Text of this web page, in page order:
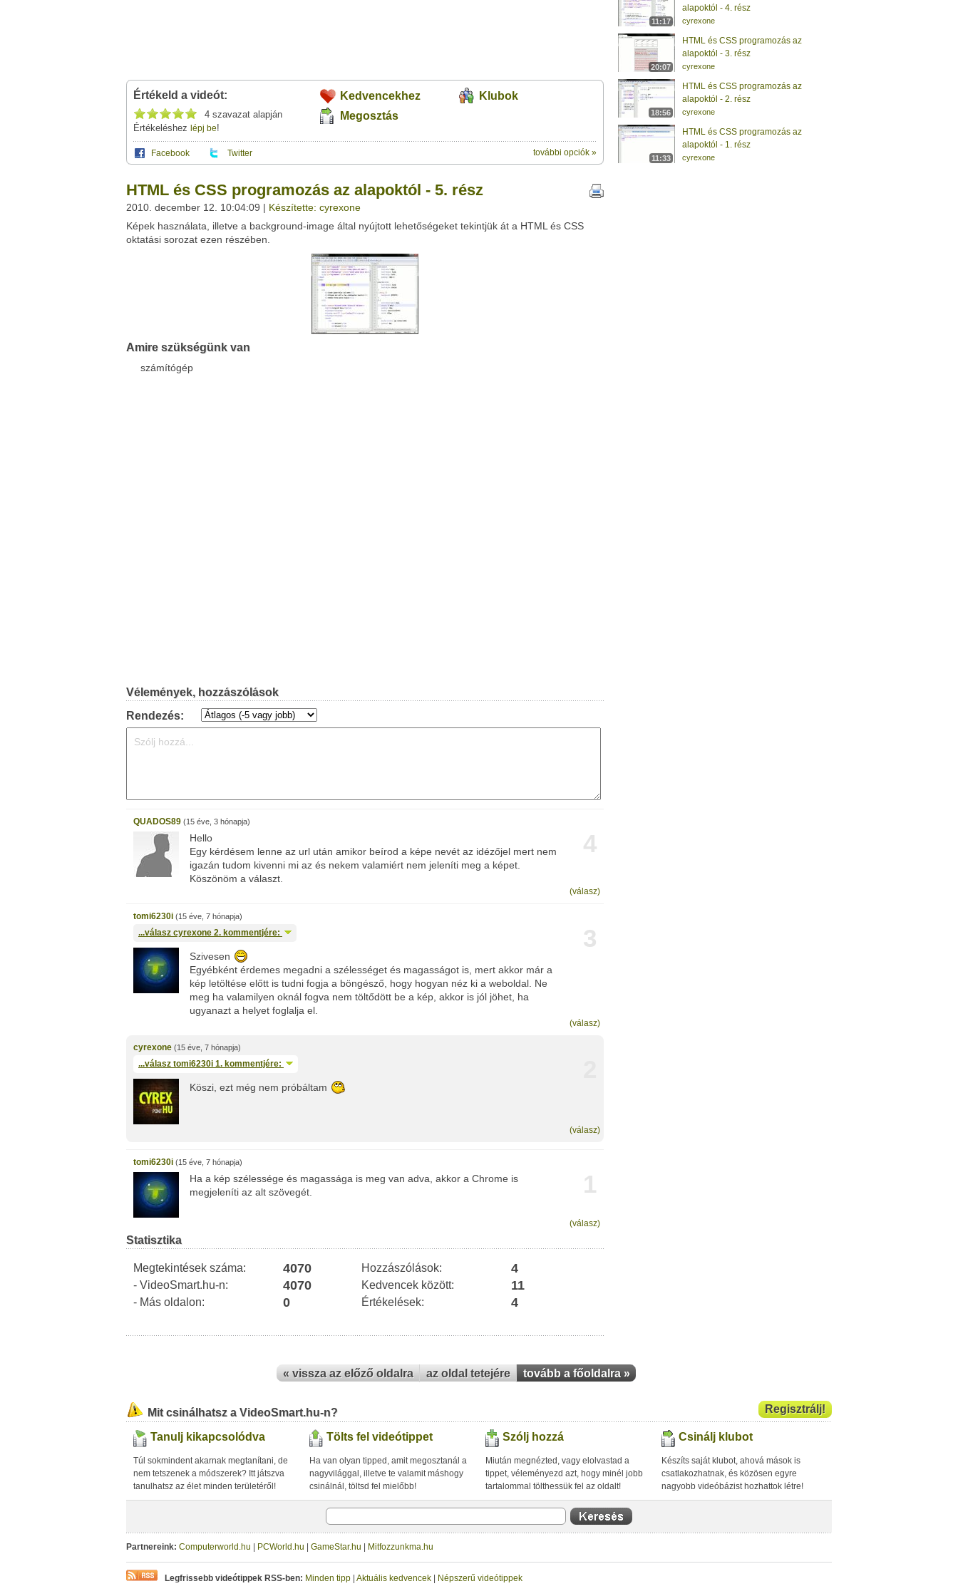
Értékeld a videót:
4 szavazat alapján
Értékeléshez lépj be!
Kedvencekhez
Klubok
Megosztás
Facebook Twitter további opciók »
saját leveleződet,vagyezt a felületet:
Neved:
E-mail címed:
Üzenet (opcionális):
Google
Del.icio.us
Ez a videó nem még nem tartozik egy klubhoz sem.
Ha van egy kis időd,nézz szét meglévő klubjaink között !
HTML és CSS programozás az alapoktól - 5. rész
2010. december 12. 10:04:09 | Készítette: cyrexone
Képek használata, illetve a background-image által nyújtott lehetőségeket tekintjük át a HTML és CSS
oktatási sorozat ezen részében.
Amire szükségünk van
számítógép
Vélemények, hozzászólások
Rendezés:
QUADOS89 (15 éve, 3 hónapja)
4
Hello
Egy kérdésem lenne az url után amikor beírod a képe nevét az idézőjel mert nem
igazán tudom kivenni mi az és nekem valamiért nem jeleníti meg a képet.
Köszönöm a választ.
(válasz)
tomi6230i (15 éve, 7 hónapja)
3
...válasz cyrexone 2. kommentjére:
Szivesen
Egyébként érdemes megadni a szélességet és magasságot is, mert akkor már a
kép letöltése előtt is tudni fogja a böngésző, hogy hogyan néz ki a weboldal. Ne
meg ha valamilyen oknál fogva nem töltődött be a kép, akkor is jól jöhet, ha
ugyanazt a helyet foglalja el.
(válasz)
cyrexone (15 éve, 7 hónapja)
...válasz tomi6230i 1. kommentjére:
Köszi, ezt még nem próbáltam
(válasz)
tomi6230i (15 éve, 7 hónapja)
1
Ha a kép szélessége és magassága is meg van adva, akkor a Chrome is
megjeleníti az alt szövegét.
(válasz)
Statisztika
Megtekintések száma: 4070 Hozzászólások: 4
- VideoSmart.hu-n: 4070 Kedvencek között: 11
- Más oldalon: 0 Értékelések: 4
11:17
alapoktól - 4. rész
cyrexone
20:07
HTML és CSS programozás az
alapoktól - 3. rész
cyrexone
18:56
HTML és CSS programozás az
alapoktól - 2. rész
cyrexone
11:33
HTML és CSS programozás az
alapoktól - 1. rész
cyrexone
« vissza az előző oldalra az oldal tetejére tovább a főoldalra »
Regisztrálj!
Mit csinálhatsz a VideoSmart.hu-n?
Tanulj kikapcsolódva
Túl sokmindent akarnak megtanítani, de
nem tetszenek a módszerek? Itt játszva
tanulhatsz az élet minden területéről!
Tölts fel videótippet
Ha van olyan tipped, amit megosztanál a
nagyvilággal, illetve te valamit máshogy
csinálnál, töltsd fel mielőbb!
Szólj hozzá
Miután megnézted, vagy elolvastad a
tippet, véleményezd azt, hogy minél jobb
tartalommal tölthessük fel az oldalt!
Csinálj klubot
Készíts saját klubot, ahová mások is
csatlakozhatnak, és közösen egyre
nagyobb videóbázist hozhattok létre!
Partnereink: Computerworld.hu PCWorld.hu GameStar.hu Mitfozzunkma.hu
Legfrissebb videótippek RSS-ben: Minden tipp Aktuális kedvencek Népszerű videótippek